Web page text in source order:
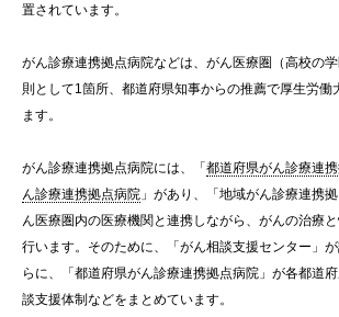
置されています。
がん診療連携拠点病院などは、がん医療圏（高校の
則として1箇所、都道府県知事からの推薦で厚生労働
ます。
がん診療連携拠点病院には、「都道府県がん診療連
ん診療連携拠点病院 」があり、「地域がん診療連携
ん医療圏内の医療機関と連携しながら、がんの治療
行います。そのために、「がん相談支援センター」
らに、「都道府県がん診療連携拠点病院」が各都道
談支援体制などをまとめています。